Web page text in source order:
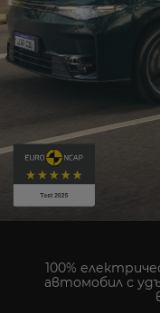
100%
автомобил с